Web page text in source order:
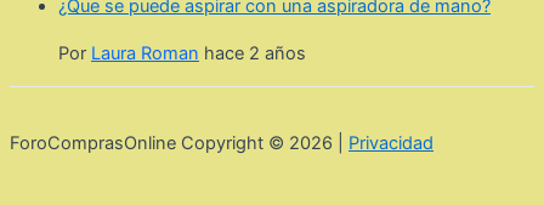
¿Que se puede aspirar con una aspiradora de mano?
Por Laura Roman hace 2 años
ForoComprasOnline Copyright © 2026 | Privacidad